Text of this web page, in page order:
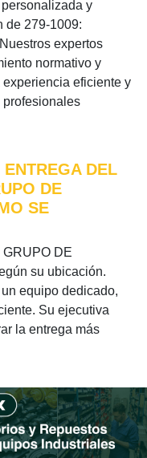
y
de 279-1009:
expertos
normativo y
eficiente y
profesionales
DEL
DE
SE
GRUPO DE
su ubicación.
equipo dedicado,
Su ejecutiva
la entrega más